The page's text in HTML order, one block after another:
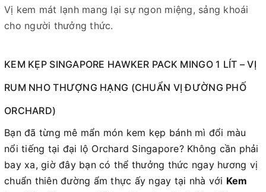
Vị kem mát lạnh mang lại sự ngon miệng, sảng khoái
cho người thưởng thức.
KEM KẸP SINGAPORE HAWKER PACK MINGO 1 LÍT – VỊ
RUM NHO THƯỢNG HẠNG (CHUẨN VỊ ĐƯỜNG PHỐ
ORCHARD)
Bạn đã từng mê mẩn món kem kẹp bánh mì đổi màu
nổi tiếng tại đại lộ Orchard Singapore? Không cần phải
bay xa, giờ đây bạn có thể thưởng thức ngay hương vị
chuẩn thiên đường ẩm thực ấy ngay tại nhà với Kem